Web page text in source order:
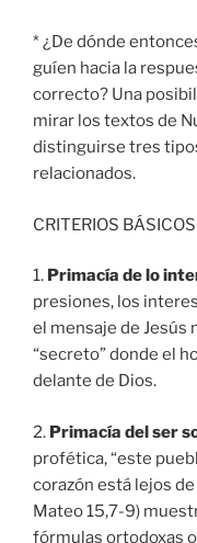
* ¿De dónde
guíen hacia la
correcto? Una
mirar los textos de
distinguirse tres
relacionados.
CRITERIOS BÁSICOS
1. Primacía de lo
presiones, los
el mensaje de Jesús
“secreto” donde el
delante de Dios.
2. Primacía del ser
profética, “este
corazón está lejos
Mateo 15,7-9)
fórmulas ortodoxas